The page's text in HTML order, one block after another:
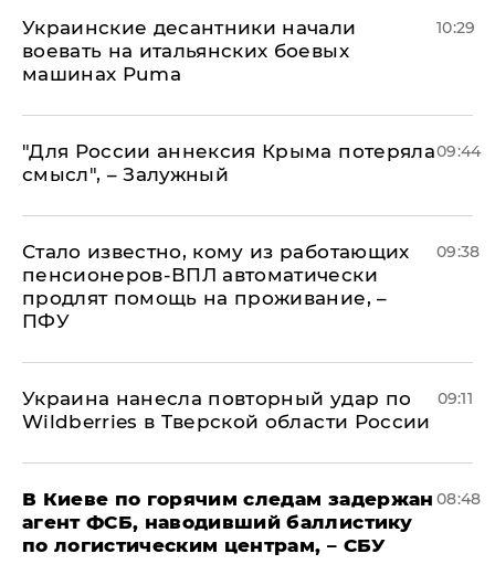
Украинские десантники начали
воевать на итальянских боевых
машинах Puma
10:29
"Для России аннексия Крыма потеряла
смысл", – Залужный
09:44
Стало известно, кому из работающих
пенсионеров-ВПЛ автоматически
продлят помощь на проживание, –
ПФУ
09:38
Украина нанесла повторный удар по
Wildberries в Тверской области России
09:11
В Киеве по горячим следам задержан
агент ФСБ, наводивший баллистику
по логистическим центрам, – СБУ
08:48